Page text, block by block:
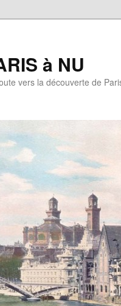
à NU
vers la découverte de